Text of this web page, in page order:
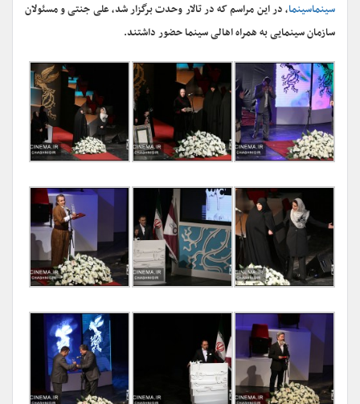
سینماسینما، در این مراسم که در تالار وحدت برگزار شد، علی جنتی و مسئولان
سازمان سینمایی به همراه اهالی سینما حضور داشتند.